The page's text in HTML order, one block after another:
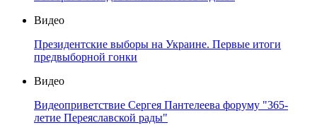
Видео
Президентские выборы на Украине. Первые итоги
предвыборной гонки
Видео
Видеоприветствие Сергея Пантелеева форуму "365-
летие Переяславской рады"